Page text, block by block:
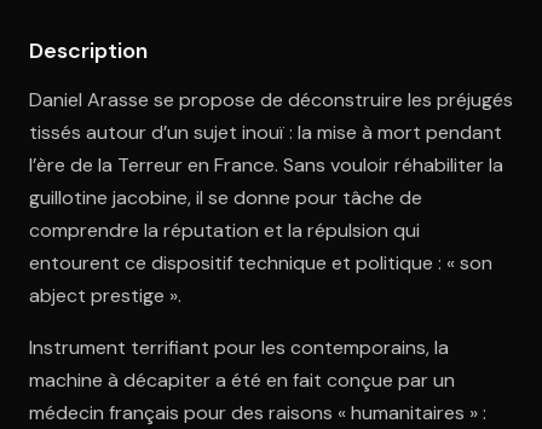
Description
Daniel Arasse se propose de déconstruire les préjugés
tissés autour d’un sujet inouï : la mise à mort pendant
l’ère de la Terreur en France. Sans vouloir réhabiliter la
guillotine jacobine, il se donne pour tâche de
comprendre la réputation et la répulsion qui
entourent ce dispositif technique et politique : « son
abject prestige ».
Instrument terrifiant pour les contemporains, la
machine à décapiter a été en fait conçue par un
médecin français pour des raisons « humanitaires » :